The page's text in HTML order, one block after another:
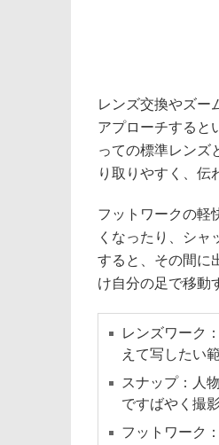
レンズ交換やズー
アプローチすると
っての標準レンズ
り取りやすく、伝
フットワークの軽
くなったり、シャ
すると、その間に
け自分の足で移動
レンズワーク
えて写したい
スナップ：人
ですばやく撮
フットワーク